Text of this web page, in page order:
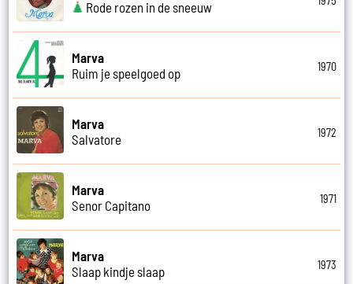
Rode rozen in de sneeuw
Marva
Ruim je speelgoed op
1970
Marva
Salvatore
1972
Marva
Senor Capitano
1971
Marva
Slaap kindje slaap
1973